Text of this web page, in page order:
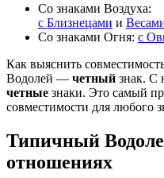
Со знаками Воздуха:
с Близнецами и
Со знаками Огня: с
Как выяснить
Водолей — четный знак. С
четные знаки. Это самый
совместимости для любого
Типичный
отношениях